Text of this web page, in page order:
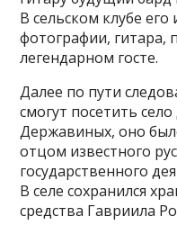
В сельском клубе
фотографии, гитара,
легендарном госте.
Далее по пути
смогут посетить
Державиных, оно
отцом известного
государственного
В селе сохранился
средства Гавриила